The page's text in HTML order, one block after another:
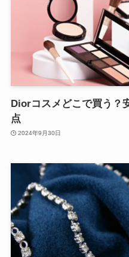
Diorコスメどこで買う？
点
2024年9月30日